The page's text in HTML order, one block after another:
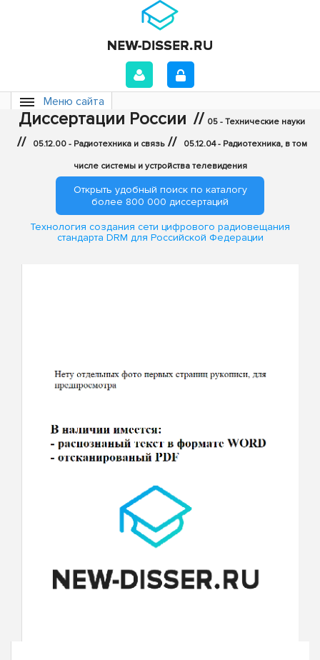
Меню сайта
Диссертации России // 05 - Технические науки
// 05.12.00 - Радиотехника и связь // 05.12.04 - Радиотехника, в том
числе системы и устройства телевидения
Открыть удобный поиск по каталогу
более 800 000 диссертаций
Технология создания сети цифрового радиовещания
стандарта DRM для Российской Федерации